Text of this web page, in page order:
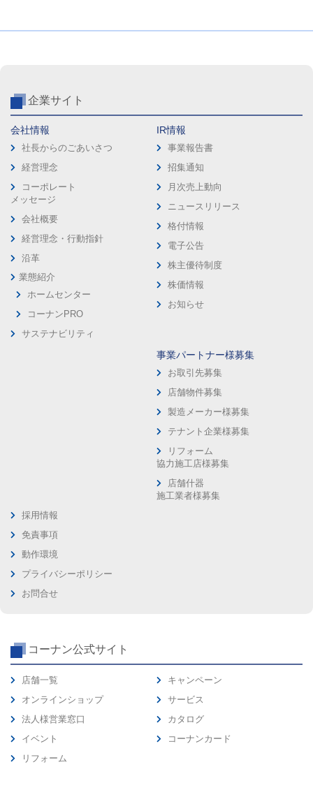
企業サイト
会社情報
社長からのごあいさつ
経営理念
コーポレート
メッセージ
会社概要
経営理念・行動指針
沿革
業態紹介
ホームセンター
コーナンPRO
サステナビリティ
IR情報
事業報告書
招集通知
月次売上動向
ニュースリリース
格付情報
電子公告
株主優待制度
株価情報
お知らせ
事業パートナー様募集
お取引先募集
店舗物件募集
製造メーカー様募集
テナント企業様募集
リフォーム
協力施工店様募集
店舗什器
施工業者様募集
採用情報
免責事項
動作環境
プライバシーポリシー
お問合せ
コーナン公式サイト
店舗一覧
オンラインショップ
法人様営業窓口
イベント
リフォーム
キャンペーン
サービス
カタログ
コーナンカード